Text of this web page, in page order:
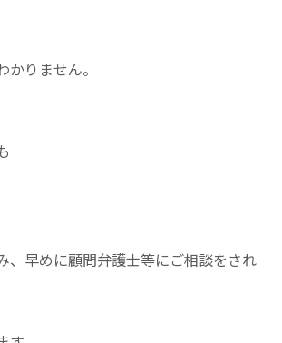
りません。
、早めに顧問弁護士等にご相談をされ